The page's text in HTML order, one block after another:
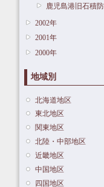
鹿児島港旧石積
2002年
2001年
2000年
地域別
北海道地区
東北地区
関東地区
北陸・中部地区
近畿地区
中国地区
四国地区